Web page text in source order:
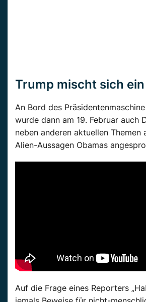
Trump mischt sich ein
An Bord des Präsidentenmaschine
wurde dann am 19. Februar auch
neben anderen aktuellen Themen
Alien-Aussagen Obamas
Auf die Frage eines Reporters